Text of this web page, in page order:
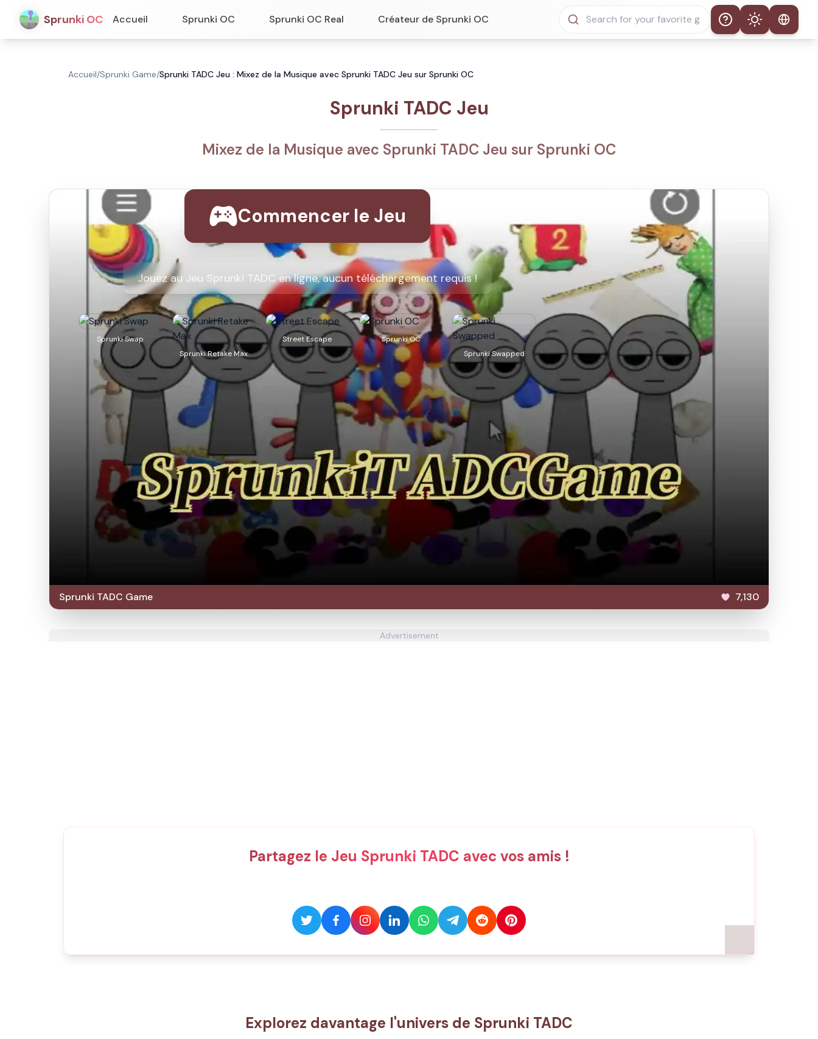
Sprunki OC Accueil Sprunki OC Sprunki OC Real Créateur de Sprunki OC Help Theme
Accueil/Sprunki Game/Sprunki TADC Jeu : Mixez de la Musique avec Sprunki TADC Jeu sur Sprunki OC
Sprunki TADC Jeu
Mixez de la Musique avec Sprunki TADC Jeu sur Sprunki OC
Commencer le Jeu
Jouez au Jeu Sprunki TADC en ligne, aucun téléchargement requis !
Sprunki Swap
Sprunki Retake Max
Street Escape
Sprunki OC
Sprunki Swapped
Sprunki TADC Game 7,130
Advertisement
Partagez le Jeu Sprunki TADC avec vos amis !
Explorez davantage l'univers de Sprunki TADC